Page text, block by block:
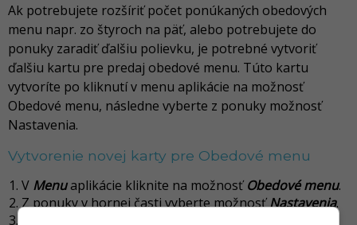
Ak potrebujete rozšíriť počet ponúkaných obedových
menu napr. zo štyroch na päť, alebo potrebujete do
ponuky zaradiť ďalšiu polievku, je potrebné vytvoriť
ďalšiu kartu pre predaj obedové menu. Túto kartu
vytvoríte po kliknutí v menu aplikácie na možnosť
Obedové menu, následne vyberte z ponuky možnosť
Nastavenia.
Vytvorenie novej karty pre Obedové menu
V Menuaplikácie kliknite na možnosť Obedové menu.
Z ponuky v hornej časti vyberte možnosťNastavenia.